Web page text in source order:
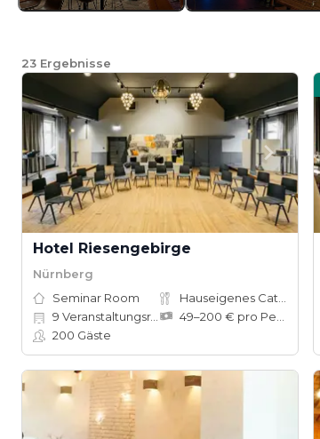
23 Ergebnisse
Hotel Riesengebirge
Nürnberg
Seminar Room
9 Veranstaltungsräume
200 Gäste